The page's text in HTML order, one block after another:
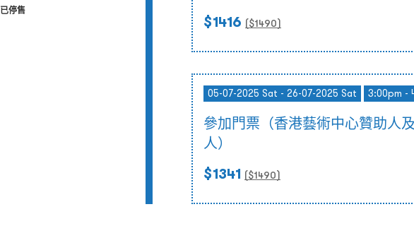
已停售
$1416 ($1490)
05-07-2025 Sat - 26-07-2025 Sat 3:00pm -
參加門票（香港藝術中心贊助人
人）
$1341 ($1490)